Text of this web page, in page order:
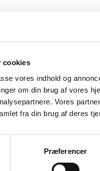
cookies
vores indhold og
om din brug af vores
Vores
fra din brug af deres
Præferencer